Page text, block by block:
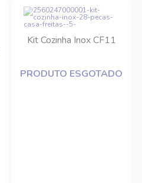
Kit Cozinha Inox CF11
PRODUTO ESGOTADO